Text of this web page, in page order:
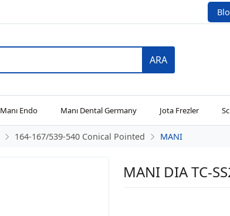
ARA
Manı Endo Manı Dental Germany Jota Frezler
164-167/539-540 Conical Pointed MANI
MANI DIA TC-